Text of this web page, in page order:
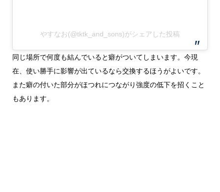
やすなお(@tktk_and_sons)がシェアした投稿
同じ場所で何度も結んでいると癖がついてしまいます。今現
在、使い勝手に影響が出ているなら交換するほうがよいです。
また癖の付いた部分がほつれにつながり強度の低下を招くこと
もあります。